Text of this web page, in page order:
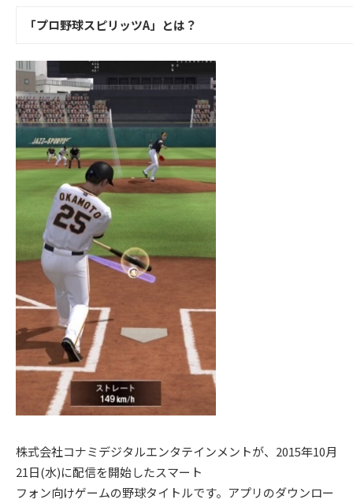
「プロ野球スピリッツA」とは？
株式会社コナミデジタルエンタテインメントが、2015年10月
21日(水)に配信を開始したスマート
フォン向けゲームの野球タイトルです。アプリのダウンロー